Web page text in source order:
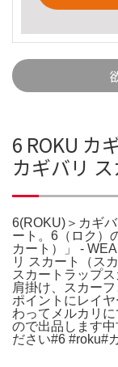
6 ROKU カ
カギバリ
6(ROKU)＞カギ
ート。6（ロク）
カート）」 -
リ スカート（ス
スカートラップ
肩掛け、スカー
ポイントにレイ
わってメルカリ
ので出品します
ださい#6 #roku#